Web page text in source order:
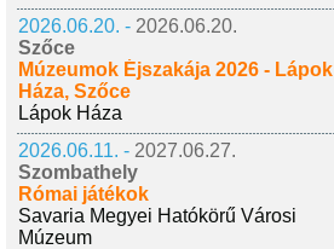
2026.06.20. - 2026.06.20.
Szőce
Múzeumok Éjszakája 2026 - Lápok
Háza, Szőce
Lápok Háza
2026.06.11. - 2027.06.27.
Szombathely
Római játékok
Savaria Megyei Hatókörű Városi
Múzeum